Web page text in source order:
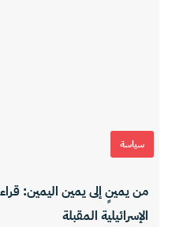
سياسة
من يمينٍ إلى يمين اليمين:
الإسرائيلية المقبلة